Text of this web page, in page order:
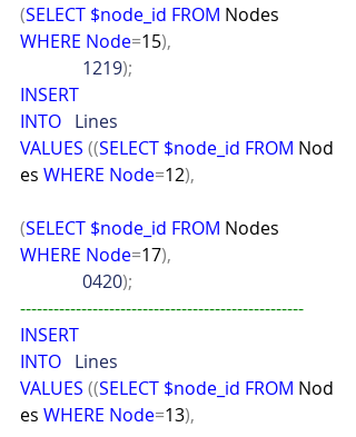
(SELECT $node_id FROM Nodes
WHERE Node=15),
1219);
INSERT
INTO Lines
VALUES ((SELECT $node_id FROM Nod
es WHERE Node=12),
(SELECT $node_id FROM Nodes
WHERE Node=17),
0420);
---------------------------------------------------
INSERT
INTO Lines
VALUES ((SELECT $node_id FROM Nod
es WHERE Node=13),